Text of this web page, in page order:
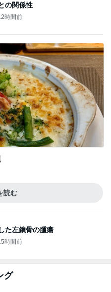
の関係性
時間前
読む
た左鎖骨の腫瘍
時間前
グ